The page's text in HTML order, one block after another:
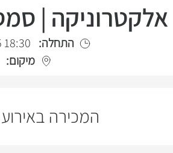
אלקטרוניקה |
התחלה: 18:30 25.12.2025
מיקום:
המכירה